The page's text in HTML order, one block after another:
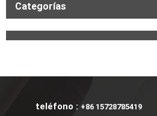
Categorías
teléfono : +86 15728785419